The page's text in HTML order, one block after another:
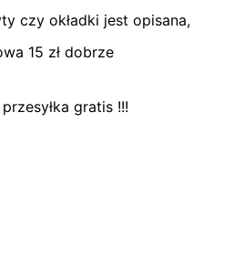
czy okładki jest opisana,
15 zł dobrze
gratis !!!